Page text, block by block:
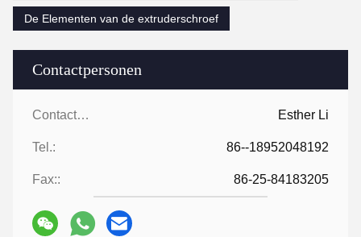
Contactpersonen
Contactpersonen: Esther Li
Tel.: 86--18952048192
Fax:: 86-25-84183205
De Elementen van de extruderschroef